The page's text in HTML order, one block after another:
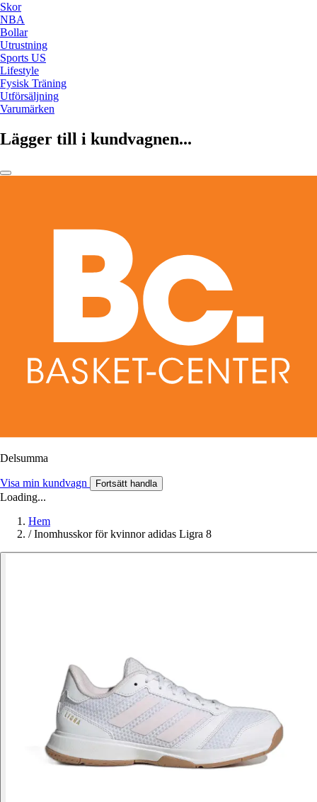
Skor
NBA
Bollar
Utrustning
Sports US
Lifestyle
Fysisk Träning
Utförsäljning
Varumärken
Lägger till i kundvagnen...
Delsumma
Visa min kundvagn Fortsätt handla
Loading...
Hem
/ Inomhusskor för kvinnor adidas Ligra 8